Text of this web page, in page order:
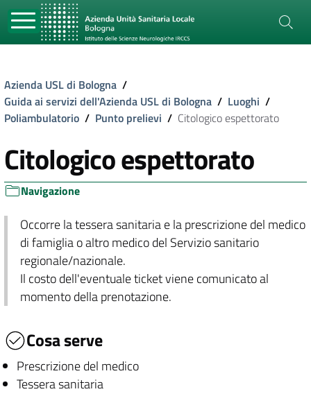
Azienda USL di Bologna /
Guida ai servizi dell'Azienda USL di Bologna / Luoghi /
Poliambulatorio / Punto prelievi / Citologico espettorato
Citologico espettorato
Navigazione
Occorre la tessera sanitaria e la prescrizione del medico
di famiglia o altro medico del Servizio sanitario
regionale/nazionale.
Il costo dell'eventuale ticket viene comunicato al
momento della prenotazione.
Cosa serve
Prescrizione del medico
Tessera sanitaria